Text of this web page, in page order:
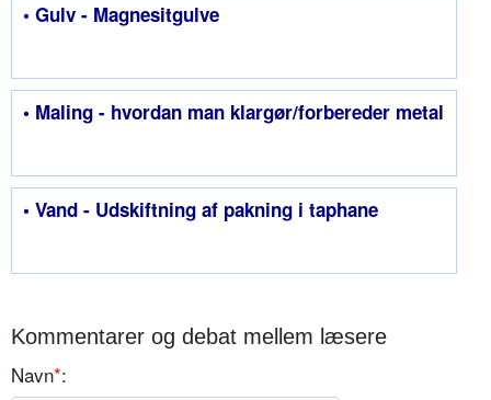
• Gulv - Magnesitgulve
• Maling - hvordan man klargør/forbereder metal
• Vand - Udskiftning af pakning i taphane
Kommentarer og debat mellem læsere
Navn*: